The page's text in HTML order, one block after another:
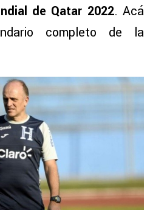
de Qatar 2022. Acá
completo de la